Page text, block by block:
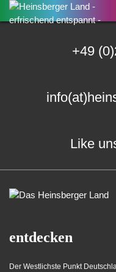
+49
Like
entdecken
Der Westlichste Punkt